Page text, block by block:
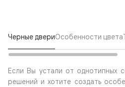
Черные двериОсобенности цвета
Если Вы устали от однотипных
решений и хотите создать